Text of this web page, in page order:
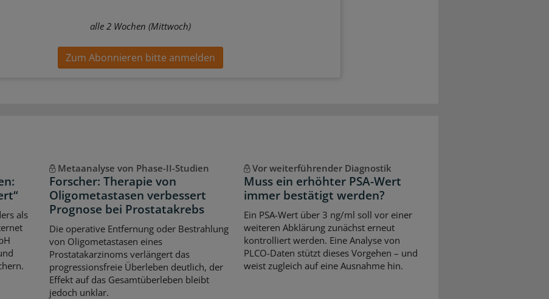
alle 2 Wochen (Mittwoch)
Zum Abonnieren bitte anmelden
als
Metaanalyse von Phase-II-Studien
Forscher: Therapie von
Oligometastasen verbessert
Prognose bei Prostatakrebs
Die operative Entfernung oder Bestrahlung
von Oligometastasen eines
Prostatakarzinoms verlängert das
progressionsfreie Überleben deutlich, der
Effekt auf das Gesamtüberleben bleibt
jedoch unklar.
Vor weiterführender Diagnostik
Muss ein erhöhter PSA-Wert
immer bestätigt werden?
Ein PSA-Wert über 3 ng/ml soll vor einer
weiteren Abklärung zunächst erneut
kontrolliert werden. Eine Analyse von
PLCO-Daten stützt dieses Vorgehen – und
weist zugleich auf eine Ausnahme hin.